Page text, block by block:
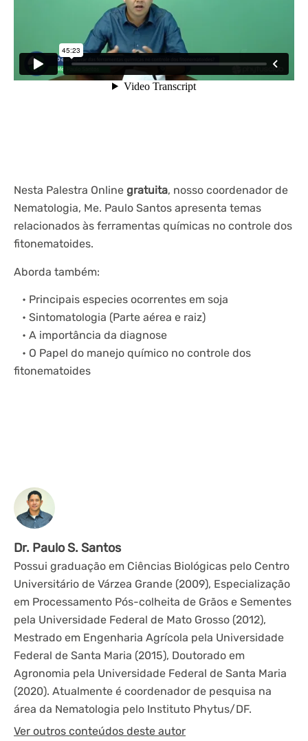
Nesta Palestra Online gratuita, nosso coordenador de
Nematologia, Me. Paulo Santos apresenta temas
relacionados às ferramentas químicas no controle dos
fitonematoides.
Aborda também:
• Principais especies ocorrentes em soja
• Sintomatologia (Parte aérea e raiz)
• A importância da diagnose
• O Papel do manejo químico no controle dos
fitonematoides
Dr. Paulo S. Santos
Possui graduação em Ciências Biológicas pelo Centro
Universitário de Várzea Grande (2009), Especialização
em Processamento Pós-colheita de Grãos e Sementes
pela Universidade Federal de Mato Grosso (2012),
Mestrado em Engenharia Agrícola pela Universidade
Federal de Santa Maria (2015), Doutorado em
Agronomia pela Universidade Federal de Santa Maria
(2020). Atualmente é coordenador de pesquisa na
área da Nematologia pelo Instituto Phytus/DF.
Ver outros conteúdos deste autor